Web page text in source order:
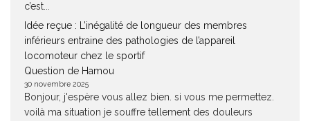
c’est...
Idée reçue : L’inégalité de longueur des membres
inférieurs entraine des pathologies de l’appareil
locomoteur chez le sportif
Question de Hamou
30 novembre 2025
Bonjour, j'espère vous allez bien. si vous me permettez.
voilà ma situation je souffre tellement des douleurs